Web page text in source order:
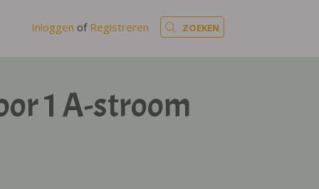
Inloggen of Registreren ZOEKEN
1 A-stroom